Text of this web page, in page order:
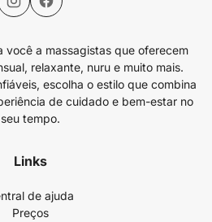
você a massagistas que oferecem
relaxante, nuru e muito mais.
escolha o estilo que combina
de cuidado e bem-estar no
seu tempo.
Links
de ajuda
Preços